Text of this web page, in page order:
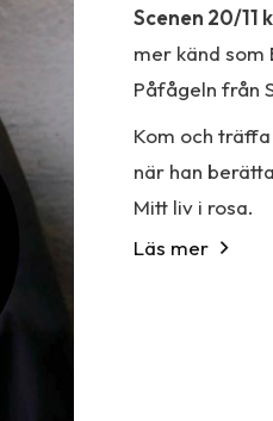
Scenen 20/11
mer känd som
Påfågeln från
Kom och
när han
Mitt liv i rosa.
Läs mer